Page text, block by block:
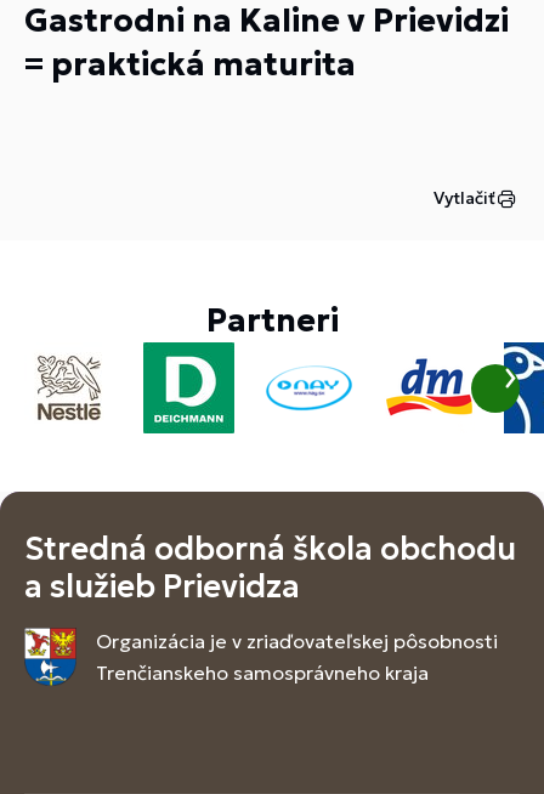
Gastrodni na Kaline v Prievidzi
= praktická maturita
Vytlačiť
Partneri
Stredná odborná škola obchodu
a služieb Prievidza
Organizácia je v zriaďovateľskej pôsobnosti
Trenčianskeho samosprávneho kraja